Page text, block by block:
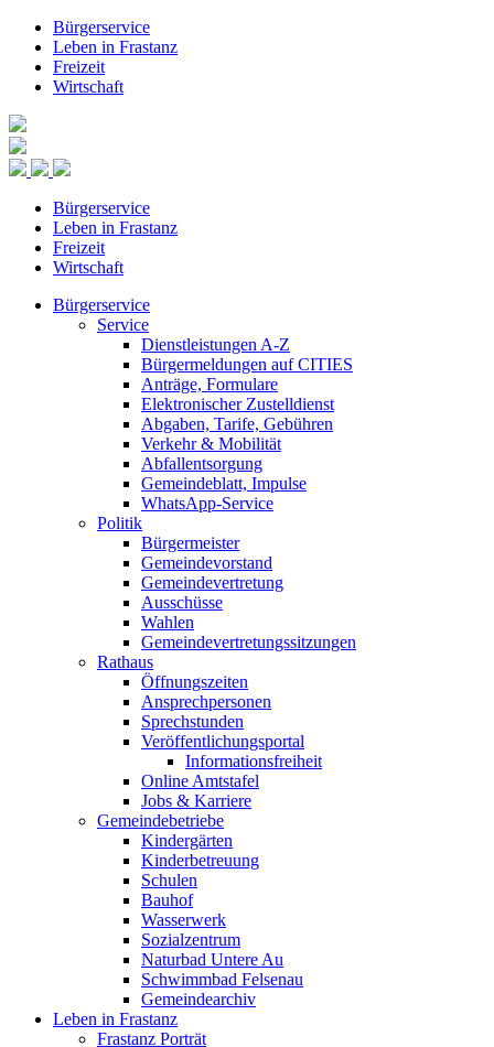
Bürgerservice
Leben in Frastanz
Freizeit
Wirtschaft
Bürgerservice
Leben in Frastanz
Freizeit
Wirtschaft
Bürgerservice
Service
Dienstleistungen A-Z
Bürgermeldungen auf CITIES
Anträge, Formulare
Elektronischer Zustelldienst
Abgaben, Tarife, Gebühren
Verkehr & Mobilität
Abfallentsorgung
Gemeindeblatt, Impulse
WhatsApp-Service
Politik
Bürgermeister
Gemeindevorstand
Gemeindevertretung
Ausschüsse
Wahlen
Gemeindevertretungssitzungen
Rathaus
Öffnungszeiten
Ansprechpersonen
Sprechstunden
Veröffentlichungsportal
Informationsfreiheit
Online Amtstafel
Jobs & Karriere
Gemeindebetriebe
Kindergärten
Kinderbetreuung
Schulen
Bauhof
Wasserwerk
Sozialzentrum
Naturbad Untere Au
Schwimmbad Felsenau
Gemeindearchiv
Leben in Frastanz
Frastanz Porträt